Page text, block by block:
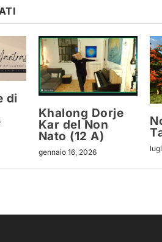
di
Khalong Dorje
Kar del Non
Nato (12 A)
gennaio 16, 2026